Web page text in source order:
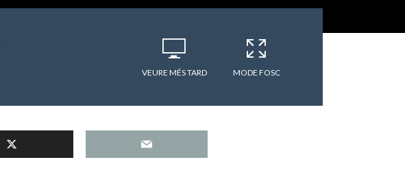
VEURE MÉS TARD MODE FOSC